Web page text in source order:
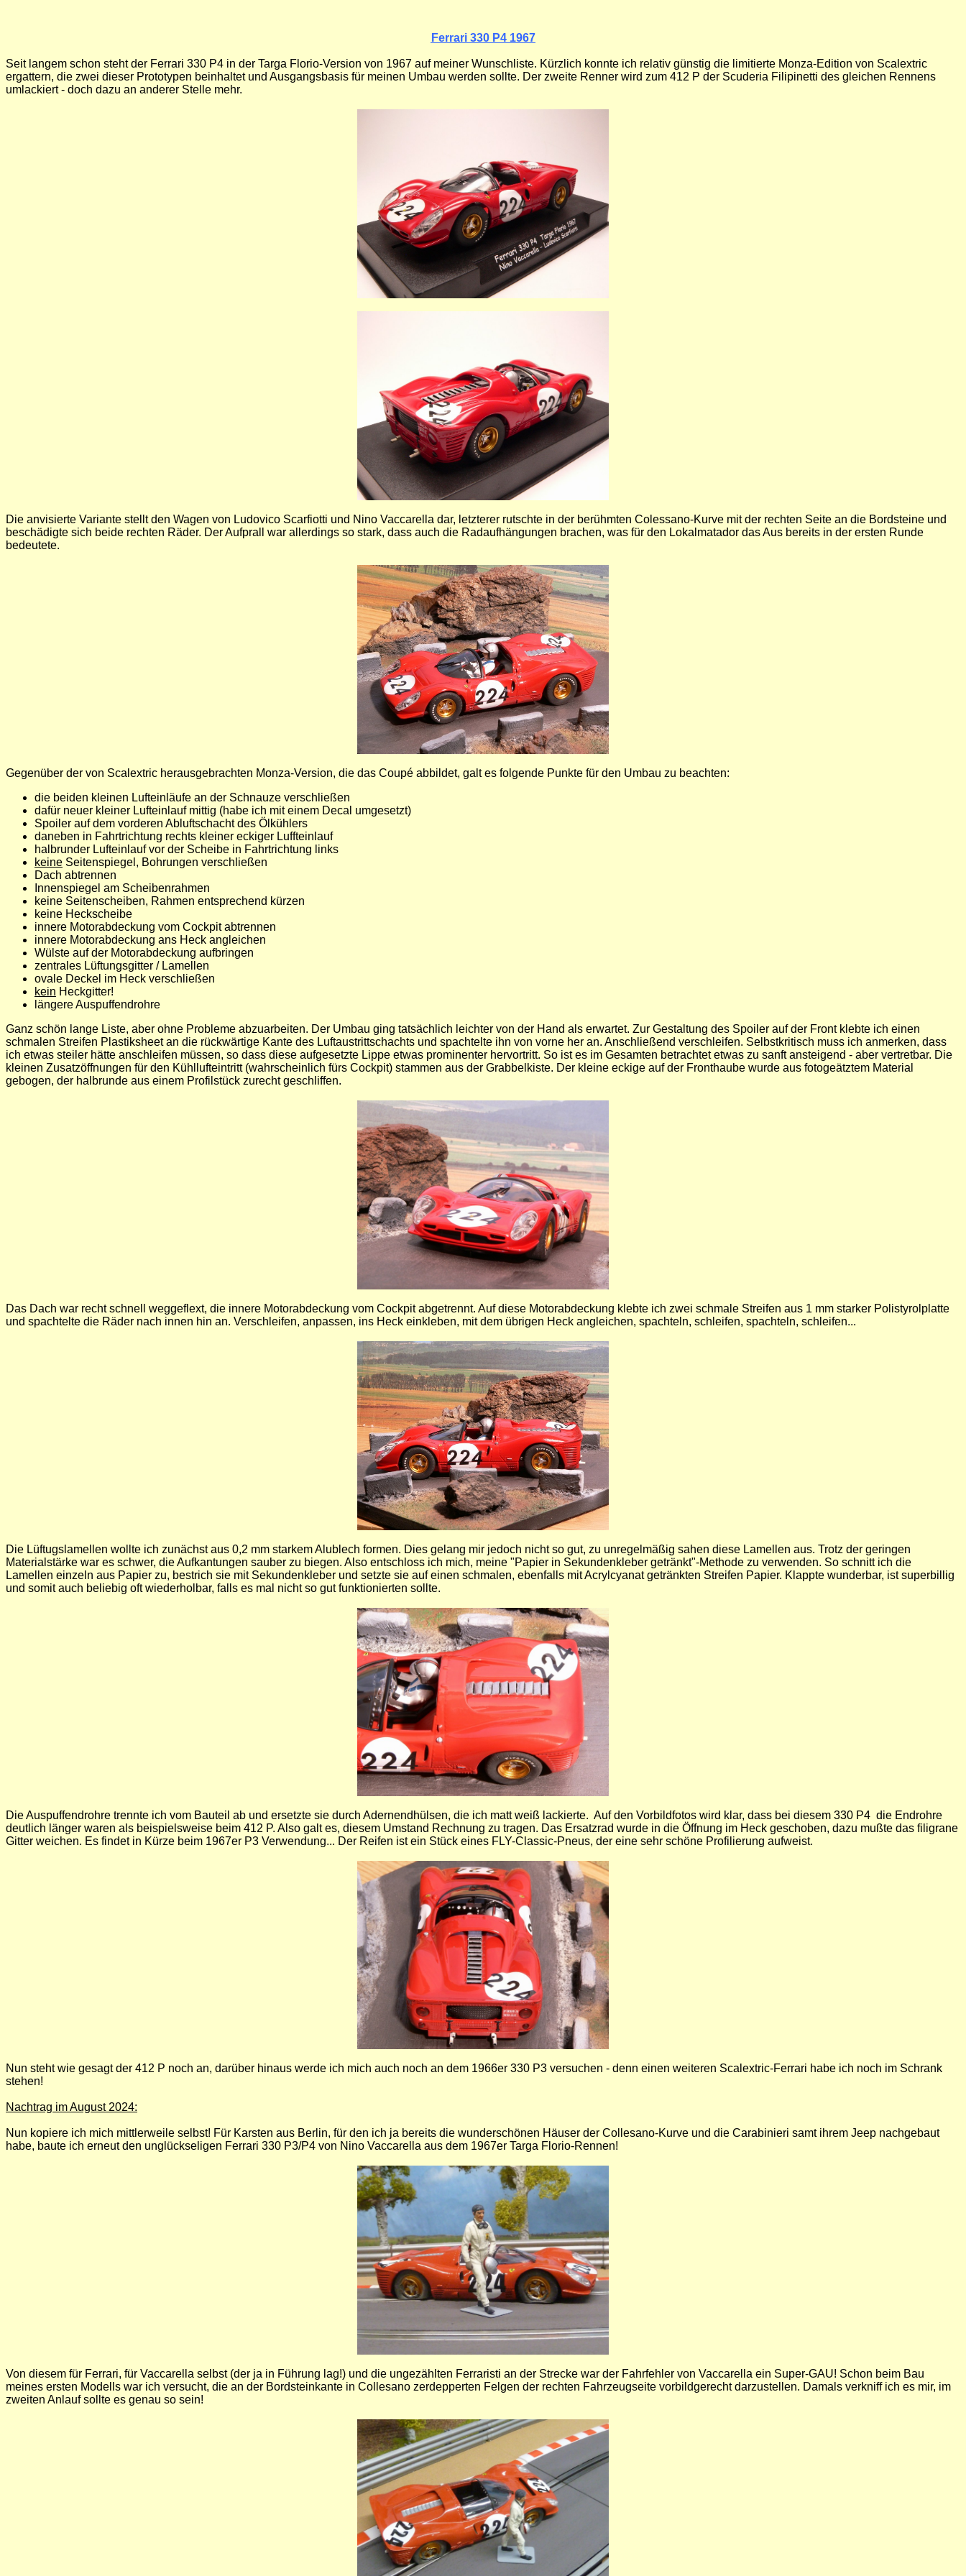
Ferrari 330 P4 1967
Seit langem schon steht der Ferrari 330 P4 in der Targa Florio-Version von 1967 auf meiner Wunschliste. Kürzlich konnte ich relativ günstig die limitierte Monza-Edition von Scalextric
ergattern, die zwei dieser Prototypen beinhaltet und Ausgangsbasis für meinen Umbau werden sollte. Der zweite Renner wird zum 412 P der Scuderia Filipinetti des gleichen Rennens
umlackiert - doch dazu an anderer Stelle mehr.
Die anvisierte Variante stellt den Wagen von Ludovico Scarfiotti und Nino Vaccarella dar, letzterer rutschte in der berühmten Colessano-Kurve mit der rechten Seite an die Bordsteine und
beschädigte sich beide rechten Räder. Der Aufprall war allerdings so stark, dass auch die Radaufhängungen brachen, was für den Lokalmatador das Aus bereits in der ersten Runde
bedeutete.
Gegenüber der von Scalextric herausgebrachten Monza-Version, die das Coupé abbildet, galt es folgende Punkte für den Umbau zu beachten:
die beiden kleinen Lufteinläufe an der Schnauze verschließen
dafür neuer kleiner Lufteinlauf mittig (habe ich mit einem Decal umgesetzt)
Spoiler auf dem vorderen Abluftschacht des Ölkühlers
daneben in Fahrtrichtung rechts kleiner eckiger Luffteinlauf
halbrunder Lufteinlauf vor der Scheibe in Fahrtrichtung links
keine Seitenspiegel, Bohrungen verschließen
Dach abtrennen
Innenspiegel am Scheibenrahmen
keine Seitenscheiben, Rahmen entsprechend kürzen
keine Heckscheibe
innere Motorabdeckung vom Cockpit abtrennen
innere Motorabdeckung ans Heck angleichen
Wülste auf der Motorabdeckung aufbringen
zentrales Lüftungsgitter / Lamellen
ovale Deckel im Heck verschließen
kein Heckgitter!
längere Auspuffendrohre
Ganz schön lange Liste, aber ohne Probleme abzuarbeiten. Der Umbau ging tatsächlich leichter von der Hand als erwartet. Zur Gestaltung des Spoiler auf der Front klebte ich einen
schmalen Streifen Plastiksheet an die rückwärtige Kante des Luftaustrittschachts und spachtelte ihn von vorne her an. Anschließend verschleifen. Selbstkritisch muss ich anmerken, dass
ich etwas steiler hätte anschleifen müssen, so dass diese aufgesetzte Lippe etwas prominenter hervortritt. So ist es im Gesamten betrachtet etwas zu sanft ansteigend - aber vertretbar. Die
kleinen Zusatzöffnungen für den Kühllufteintritt (wahrscheinlich fürs Cockpit) stammen aus der Grabbelkiste. Der kleine eckige auf der Fronthaube wurde aus fotogeätztem Material
gebogen, der halbrunde aus einem Profilstück zurecht geschliffen.
Das Dach war recht schnell weggeflext, die innere Motorabdeckung vom Cockpit abgetrennt. Auf diese Motorabdeckung klebte ich zwei schmale Streifen aus 1 mm starker Polistyrolplatte
und spachtelte die Räder nach innen hin an. Verschleifen, anpassen, ins Heck einkleben, mit dem übrigen Heck angleichen, spachteln, schleifen, spachteln, schleifen...
Die Lüftugslamellen wollte ich zunächst aus 0,2 mm starkem Alublech formen. Dies gelang mir jedoch nicht so gut, zu unregelmäßig sahen diese Lamellen aus. Trotz der geringen
Materialstärke war es schwer, die Aufkantungen sauber zu biegen. Also entschloss ich mich, meine "Papier in Sekundenkleber getränkt"-Methode zu verwenden. So schnitt ich die
Lamellen einzeln aus Papier zu, bestrich sie mit Sekundenkleber und setzte sie auf einen schmalen, ebenfalls mit Acrylcyanat getränkten Streifen Papier. Klappte wunderbar, ist superbillig
und somit auch beliebig oft wiederholbar, falls es mal nicht so gut funktionierten sollte.
Die Auspuffendrohre trennte ich vom Bauteil ab und ersetzte sie durch Adernendhülsen, die ich matt weiß lackierte. Auf den Vorbildfotos wird klar, dass bei diesem 330 P4 die Endrohre
deutlich länger waren als beispielsweise beim 412 P. Also galt es, diesem Umstand Rechnung zu tragen. Das Ersatzrad wurde in die Öffnung im Heck geschoben, dazu mußte das filigrane
Gitter weichen. Es findet in Kürze beim 1967er P3 Verwendung... Der Reifen ist ein Stück eines FLY-Classic-Pneus, der eine sehr schöne Profilierung aufweist.
Nun steht wie gesagt der 412 P noch an, darüber hinaus werde ich mich auch noch an dem 1966er 330 P3 versuchen - denn einen weiteren Scalextric-Ferrari habe ich noch im Schrank
stehen!
Nachtrag im August 2024:
Nun kopiere ich mich mittlerweile selbst! Für Karsten aus Berlin, für den ich ja bereits die wunderschönen Häuser der Collesano-Kurve und die Carabinieri samt ihrem Jeep nachgebaut
habe, baute ich erneut den unglückseligen Ferrari 330 P3/P4 von Nino Vaccarella aus dem 1967er Targa Florio-Rennen!
Von diesem für Ferrari, für Vaccarella selbst (der ja in Führung lag!) und die ungezählten Ferraristi an der Strecke war der Fahrfehler von Vaccarella ein Super-GAU! Schon beim Bau
meines ersten Modells war ich versucht, die an der Bordsteinkante in Collesano zerdepperten Felgen der rechten Fahrzeugseite vorbildgerecht darzustellen. Damals verkniff ich es mir, im
zweiten Anlauf sollte es genau so sein!